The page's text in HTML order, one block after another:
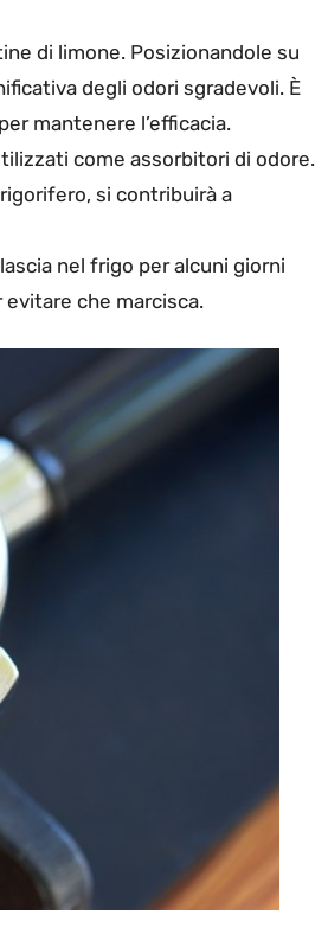
di limone. Posizionandole su
degli odori sgradevoli. È
mantenere l’efficacia.
come assorbitori di odore.
si contribuirà a
nel frigo per alcuni giorni
che marcisca.